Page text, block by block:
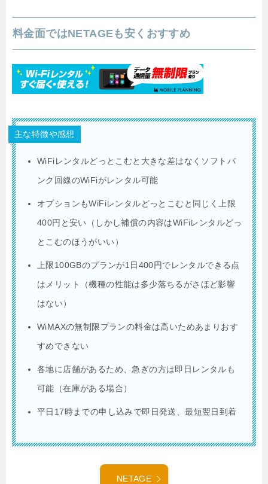
料金面ではNETAGEも安くおすすめ
主な特徴や感想
WiFiレンタルどっとこむと大きな差はなくソフトバ
ンク回線のWiFiがレンタル可能
オプションもWiFiレンタルどっとこむと同じく上限
400円と安い（しかし補償の内容はWiFiレンタルどっ
とこむのほうがいい）
上限100GBのプランが1日400円でレンタルできる点
はメリット（機種の性能は多少落ちるがさほど影響
はない）
WiMAXの無制限プランの料金は高いためあまりおす
すめできない
各地に店舗があるため、急ぎの方は即日レンタルも
可能（在庫がある場合）
平日17時までの申し込みで即日発送、最短翌日到着
NETAGE